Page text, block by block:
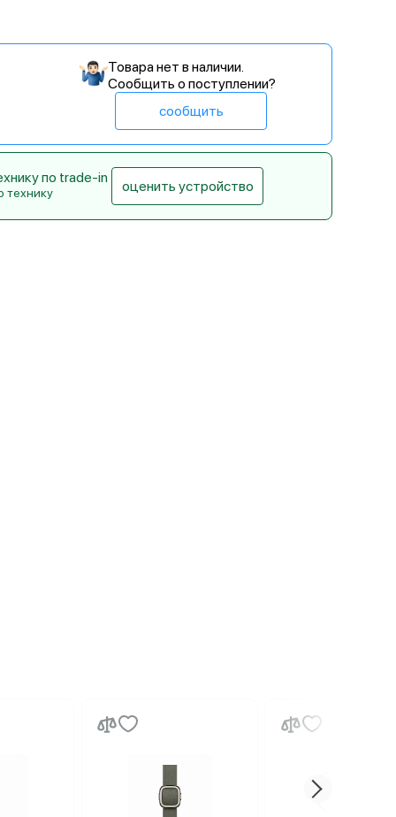
Товара нет в наличии.
Сообщить о поступлении?
сообщить
по trade-in
технику оценить устройство